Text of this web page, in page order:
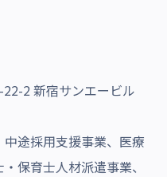
2 新宿サンエービル
途採用支援事業、医療
保育士人材派遣事業、